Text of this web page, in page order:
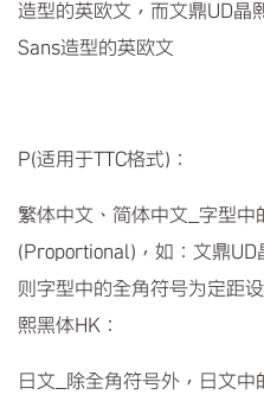
造型的英欧文，而文鼎UD晶
Sans造型的英欧文
P(适用于TTC格式)：
繁体中文、简体中文_字型中
(Proportional)，如：文鼎UD
则字型中的全角符号为定距
熙黑体HK：
日文_除全角符号外，日文